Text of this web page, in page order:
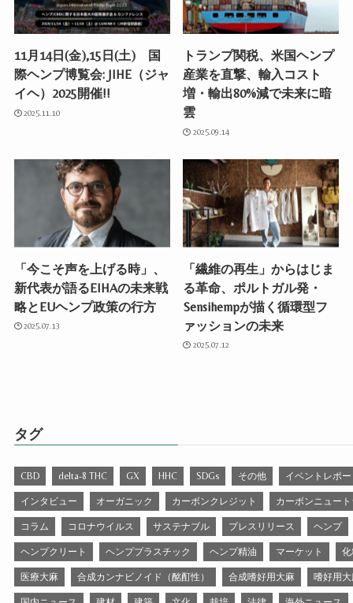
11月14日(金),15日(土) 国
際ヘンプ博覧会: JIHE（ジャ
イヘ）2025開催!!
2025.11.10
トランプ関税、米国ヘンプ
産業を直撃、輸入コスト
増・輸出80%減で未来に暗
雲
2025.09.14
「今こそ声を上げる時」、
新代表が語るEIHAの未来戦
略とEUヘンプ政策の行方
2025.07.13
「繊維の再生」からはじま
る革命、ポルトガル発・
Sensihempが描く循環型フ
ァッションの未来
2025.07.12
タグ
CBD delta-8 THC GX HHC SDGs その他 イベントレポ
インタビュー オーガニック カーボンクレジット カーボンニュー
コラム コロナウイルス サステナブル プレスリリース ヘンプ
ヘンプクリート ヘンププラスチック ヘンプ精油 マーケット
医療大麻 合成カンナビノイド（酩酊性） 合成嗜好用大麻 嗜好用